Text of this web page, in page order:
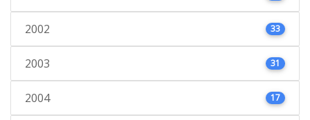
2002 33
2003 31
2004 17